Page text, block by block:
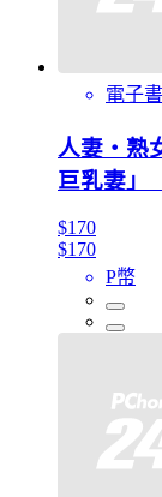
電子書
人妻・
巨乳妻」
$170
$170
P幣